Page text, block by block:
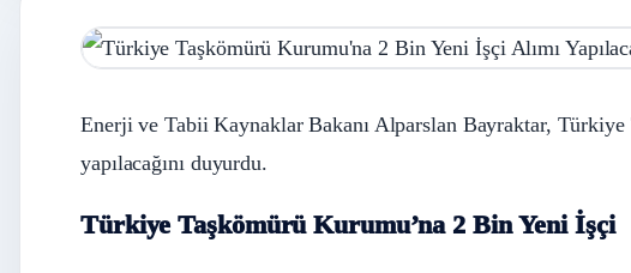
Enerji ve Tabii Kaynaklar Bakanı Alparslan Bayraktar,
yapılacağını duyurdu.
Türkiye Taşkömürü Kurumu’na 2 Bin Yeni İşçi